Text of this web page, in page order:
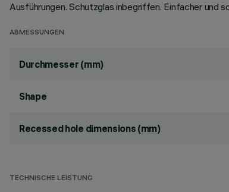
Ausführungen. Schutzglas inbegriffen. Einfacher und
ABMESSUNGEN
Durchmesser (mm)
Shape
Recessed hole dimensions (mm)
TECHNISCHE LEISTUNG